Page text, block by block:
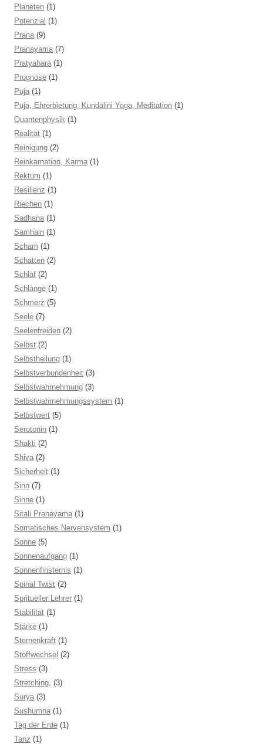
Planeten (1)
Potenzial (1)
Prana (9)
Pranayama (7)
Pratyahara (1)
Prognose (1)
Puja (1)
Puja, Ehrerbietung, Kundalini Yoga, Meditation (1)
Quantenphysik (1)
Realität (1)
Reinigung (2)
Reinkarnation, Karma (1)
Rektum (1)
Resilienz (1)
Riechen (1)
Sadhana (1)
Samhain (1)
Scham (1)
Schatten (2)
Schlaf (2)
Schlange (1)
Schmerz (5)
Seele (7)
Seelenfreiden (2)
Selbst (2)
Selbstheilung (1)
Selbstverbundenheit (3)
Selbstwahrnehmung (3)
Selbstwahrnehmungssystem (1)
Selbstwert (5)
Serotonin (1)
Shakti (2)
Shiva (2)
Sicherheit (1)
Sinn (7)
Sinne (1)
Sitali Pranayama (1)
Somatisches Nervensystem (1)
Sonne (5)
Sonnenaufgang (1)
Sonnenfinsternis (1)
Spinal Twist (2)
Spritueller Lehrer (1)
Stabilität (1)
Stärke (1)
Sternenkraft (1)
Stoffwechsel (2)
Stress (3)
Stretching, (3)
Surya (3)
Sushumna (1)
Tag der Erde (1)
Tanz (1)